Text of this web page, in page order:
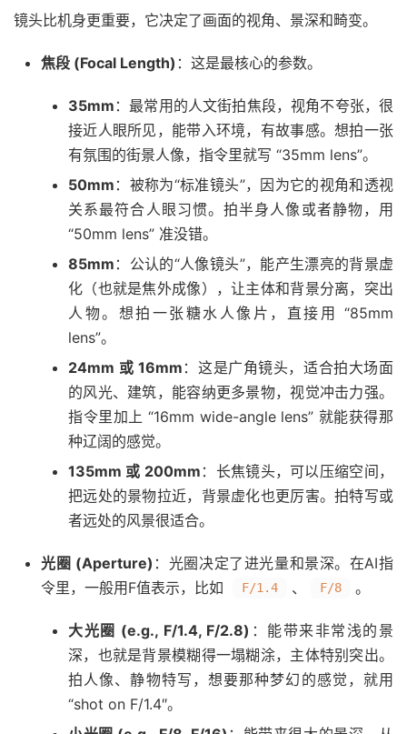
镜头比机身更重要，它决定了画面的视角、景深和畸变。
焦段 (Focal Length) ：这是最核心的参数。
35mm ：最常用的人文街拍焦段，视角不夸张，很
接近人眼所见，能带入环境，有故事感。想拍一张
有氛围的街景人像，指令里就写 “35mm lens”。
50mm ：被称为“标准镜头”，因为它的视角和透视
关系最符合人眼习惯。拍半身人像或者静物，用
“50mm lens” 准没错。
85mm ：公认的“人像镜头”，能产生漂亮的背景虚
化（也就是焦外成像），让主体和背景分离，突出
人物。想拍一张糖水人像片，直接用 “85mm
lens”。
24mm 或 16mm ：这是广角镜头，适合拍大场面
的风光、建筑，能容纳更多景物，视觉冲击力强。
指令里加上 “16mm wide-angle lens” 就能获得那
种辽阔的感觉。
135mm 或 200mm ：长焦镜头，可以压缩空间，
把远处的景物拉近，背景虚化也更厉害。拍特写或
者远处的风景很适合。
光圈 (Aperture) ：光圈决定了进光量和景深。在AI指
令里，一般用F值表示，比如
F/1.4 、 F/8 。
大光圈 (e.g., F/1.4, F/2.8) ：能带来非常浅的景
深，也就是背景模糊得一塌糊涂，主体特别突出。
拍人像、静物特写，想要那种梦幻的感觉，就用
“shot on F/1.4″。